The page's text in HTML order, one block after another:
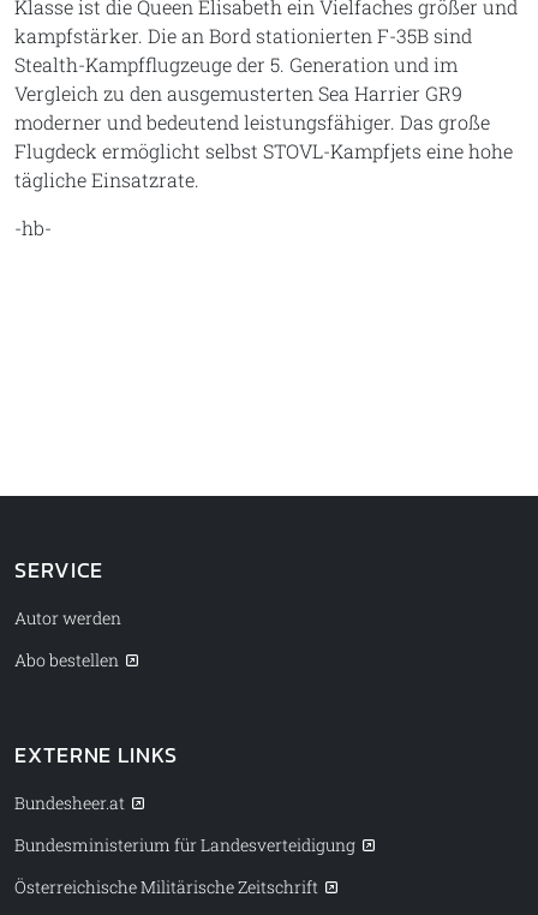
Klasse ist die Queen Elisabeth ein Vielfaches größer und
kampfstärker. Die an Bord stationierten F-35B sind
Stealth-Kampfflugzeuge der 5. Generation und im
Vergleich zu den ausgemusterten Sea Harrier GR9
moderner und bedeutend leistungsfähiger. Das große
Flugdeck ermöglicht selbst STOVL-Kampfjets eine hohe
tägliche Einsatzrate.
-hb-
SERVICE
Autor werden
Abo bestellen
EXTERNE LINKS
Bundesheer.at
Bundesministerium für Landesverteidigung
Österreichische Militärische Zeitschrift